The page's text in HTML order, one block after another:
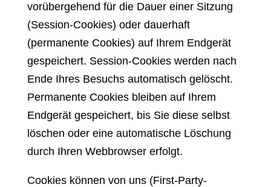
vorübergehend für die Dauer einer Sitzung
(Session-Cookies) oder dauerhaft
(permanente Cookies) auf Ihrem Endgerät
gespeichert. Session-Cookies werden nach
Ende Ihres Besuchs automatisch gelöscht.
Permanente Cookies bleiben auf Ihrem
Endgerät gespeichert, bis Sie diese selbst
löschen oder eine automatische Löschung
durch Ihren Webbrowser erfolgt.
Cookies können von uns (First-Party-